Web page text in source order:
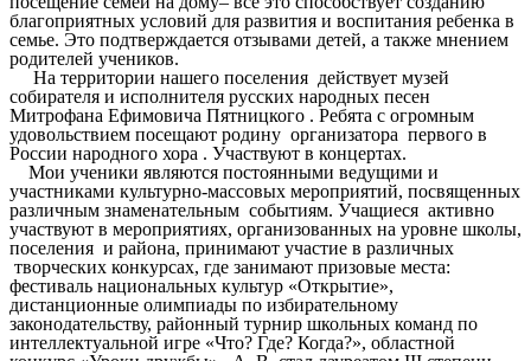
благоприятных условий для развития и воспитания ребенка в
семье. Это подтверждается отзывами детей, а также мнением
родителей учеников.
На территории нашего поселения действует музей
собирателя и исполнителя русских народных песен
Митрофана Ефимовича Пятницкого . Ребята с огромным
удовольствием посещают родину организатора первого в
России народного хора . Участвуют в концертах.
Мои ученики являются постоянными ведущими и
участниками культурно-массовых мероприятий, посвященных
различным знаменательным событиям. Учащиеся активно
участвуют в мероприятиях, организованных на уровне школы,
поселения и района, принимают участие в различных
творческих конкурсах, где занимают призовые места:
фестиваль национальных культур «Открытие»,
дистанционные олимпиады по избирательному
законодательству, районный турнир школьных команд по
интеллектуальной игре «Что? Где? Когда?», областной